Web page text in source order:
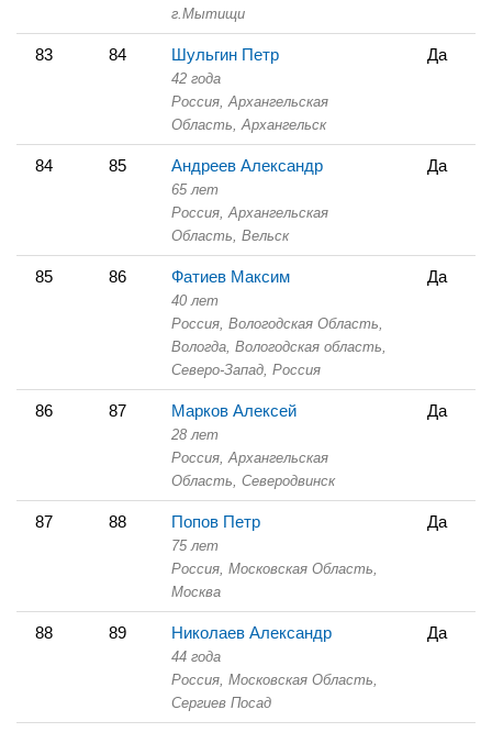
г.Мытищи
83 84 Шульгин Петр
42 года
Россия, Архангельская
Область, Архангельск
Да
84 85 Андреев Александр
65 лет
Россия, Архангельская
Область, Вельск
Да
85 86 Фатиев Максим
40 лет
Россия, Вологодская Область,
Вологда, Вологодская область,
Северо-Запад, Россия
Да
86 87 Марков Алексей
28 лет
Россия, Архангельская
Область, Северодвинск
Да
87 88 Попов Петр
75 лет
Россия, Московская Область,
Москва
Да
88 89 Николаев Александр
44 года
Россия, Московская Область,
Сергиев Посад
Да